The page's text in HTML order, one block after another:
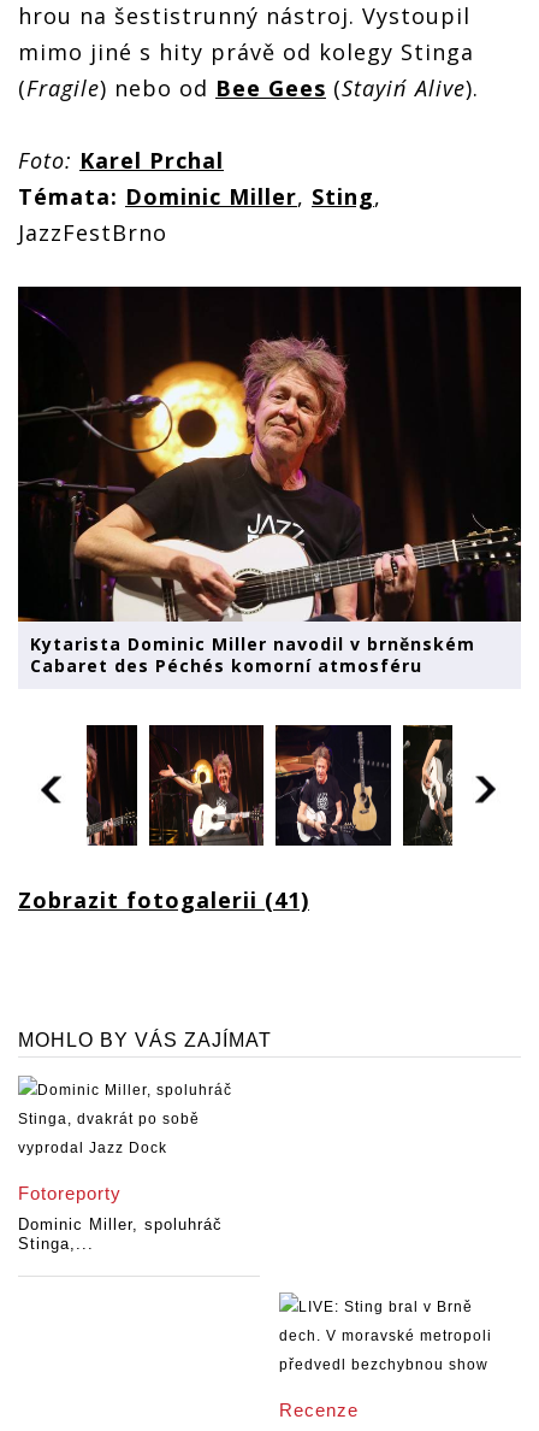
hrou na šestistrunný nástroj. Vystoupil
mimo jiné s hity právě od kolegy Stinga
(Fragile) nebo od Bee Gees (Stayin´ Alive).
Foto: Karel Prchal
Témata: Dominic Miller, Sting,
JazzFestBrno
Kytarista Dominic Miller navodil v brněnském
Cabaret des Péchés komorní atmosféru
Zobrazit fotogalerii (41)
MOHLO BY VÁS ZAJÍMAT
Fotoreporty
Dominic Miller, spoluhráč
Stinga,...
Recenze